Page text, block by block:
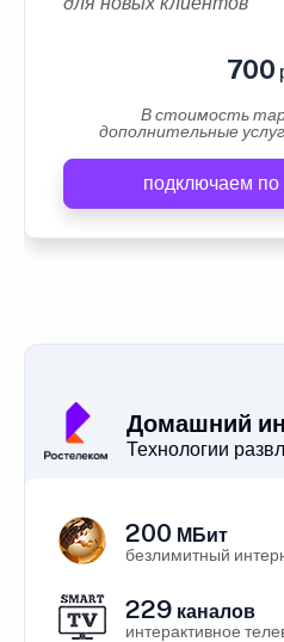
700
В стоимость
дополнительные
подключаем по
Домашний
Технологии
200 МБит
безлимитный
229 каналов
интерактивное